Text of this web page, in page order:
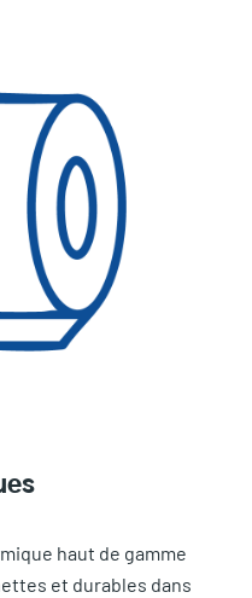
haut de gamme
et durables dans